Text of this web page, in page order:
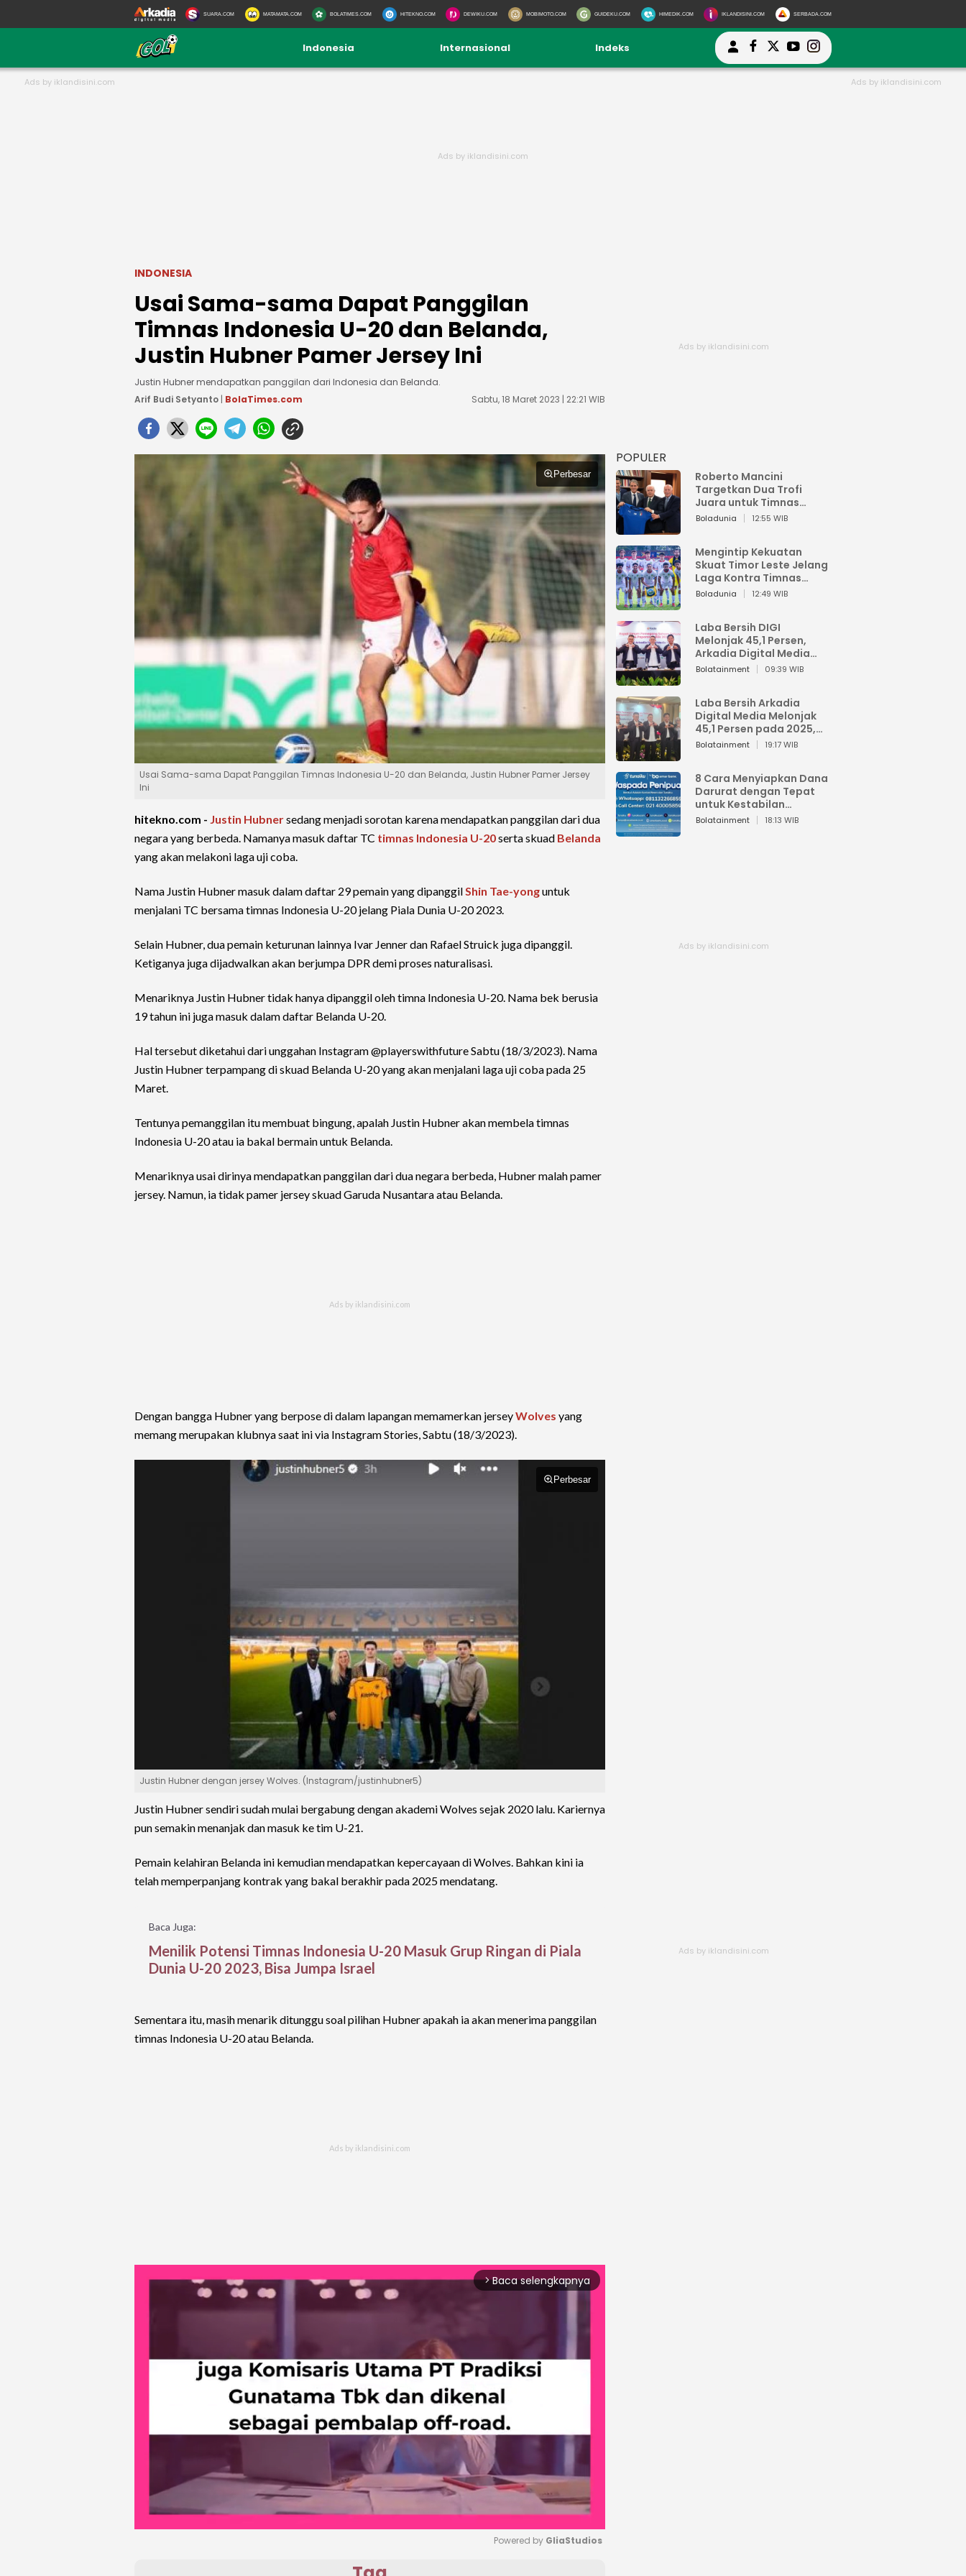
SUARA.COM MATAMATA.COM BOLATIMES.COM HITEKNO.COM DEWIKU.COM MOBIMOTO.COM GUIDEKU.COM HIMEDIK.COM IKLANDISINI.COM SERBADA.COM
Indonesia Internasional Indeks
INDONESIA
Usai Sama-sama Dapat Panggilan
Timnas Indonesia U-20 dan Belanda,
Justin Hubner Pamer Jersey Ini
Justin Hubner mendapatkan panggilan dari Indonesia dan Belanda.
Arif Budi Setyanto | BolaTimes.com Sabtu, 18 Maret 2023 | 22:21 WIB
Perbesar
Usai Sama-sama Dapat Panggilan Timnas Indonesia U-20 dan Belanda, Justin Hubner Pamer Jersey
Ini
hitekno.com - Justin Hubnersedang menjadi sorotan karena mendapatkan panggilan dari dua
negara yang berbeda. Namanya masuk daftar TC timnas Indonesia U-20serta skuad Belanda
yang akan melakoni laga uji coba.
Nama Justin Hubner masuk dalam daftar 29 pemain yang dipanggilShin Tae-yonguntuk
menjalani TC bersama timnas Indonesia U-20 jelang Piala Dunia U-20 2023.
Selain Hubner, dua pemain keturunan lainnya Ivar Jenner dan Rafael Struick juga dipanggil.
Ketiganya juga dijadwalkan akan berjumpa DPR demi proses naturalisasi.
Menariknya Justin Hubner tidak hanya dipanggil oleh timna Indonesia U-20. Nama bek berusia
19 tahun ini juga masuk dalam daftar Belanda U-20.
Hal tersebut diketahui dari unggahan Instagram @playerswithfuture Sabtu (18/3/2023). Nama
Justin Hubner terpampang di skuad Belanda U-20 yang akan menjalani laga uji coba pada 25
Maret.
Tentunya pemanggilan itu membuat bingung, apalah Justin Hubner akan membela timnas
Indonesia U-20 atau ia bakal bermain untuk Belanda.
Menariknya usai dirinya mendapatkan panggilan dari dua negara berbeda, Hubner malah pamer
jersey. Namun, ia tidak pamer jersey skuad Garuda Nusantara atau Belanda.
Dengan bangga Hubner yang berpose di dalam lapangan memamerkan jerseyWolves yang
memang merupakan klubnya saat ini via Instagram Stories, Sabtu (18/3/2023).
Perbesar
Justin Hubner dengan jersey Wolves. (Instagram/justinhubner5)
Justin Hubner sendiri sudah mulai bergabung dengan akademi Wolves sejak 2020 lalu. Kariernya
pun semakin menanjak dan masuk ke tim U-21.
Pemain kelahiran Belanda ini kemudian mendapatkan kepercayaan di Wolves. Bahkan kini ia
telah memperpanjang kontrak yang bakal berakhir pada 2025 mendatang.
Baca Juga:
Menilik Potensi Timnas Indonesia U-20 Masuk Grup Ringan di Piala
Dunia U-20 2023, Bisa Jumpa Israel
Sementara itu, masih menarik ditunggu soal pilihan Hubner apakah ia akan menerima panggilan
timnas Indonesia U-20 atau Belanda.
arrow_forward_ios Baca selengkapnya
Powered by GliaStudios
POPULER
Roberto Mancini
Targetkan Dua Trofi
Juara untuk Timnas
Italia
Boladunia 12:55 WIB
Mengintip Kekuatan
Skuat Timor Leste Jelang
Laga Kontra Timnas
Indonesia di Piala AFF
Boladunia 12:49 WIB
Laba Bersih DIGI
Melonjak 45,1 Persen,
Arkadia Digital Media
Perkuat Bisnis AI dan
Bolatainment 09:39 WIB
Laba Bersih Arkadia
Digital Media Melonjak
45,1 Persen pada 2025,
Sentuh Rp1,76 Miliar
Bolatainment 19:17 WIB
8 Cara Menyiapkan Dana
Darurat dengan Tepat
untuk Kestabilan
Keuangan
Bolatainment 18:13 WIB